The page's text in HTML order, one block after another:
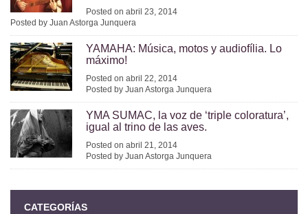
Posted on abril 23, 2014
Posted by Juan Astorga Junquera
YAMAHA: Música, motos y audiofília. Lo
máximo!
Posted on abril 22, 2014
Posted by Juan Astorga Junquera
YMA SUMAC, la voz de ‘triple coloratura’,
igual al trino de las aves.
Posted on abril 21, 2014
Posted by Juan Astorga Junquera
CATEGORÍAS